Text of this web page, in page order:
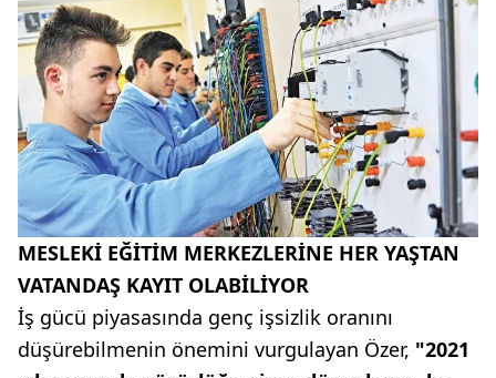
MESLEKİ EĞİTİM MERKEZLERİNE HER YAŞTAN
VATANDAŞ KAYIT OLABİLİYOR
İş gücü piyasasında genç işsizlik oranını
düşürebilmenin önemini vurgulayan Özer, "2021